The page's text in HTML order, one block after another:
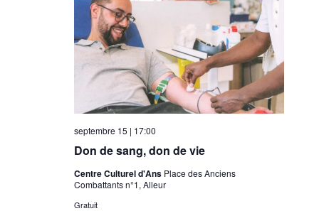
Don de sang, don de vie
septembre 15 | 17:00
Centre Culturel d'Ans Place des Anciens
Combattants n°1, Alleur
Gratuit